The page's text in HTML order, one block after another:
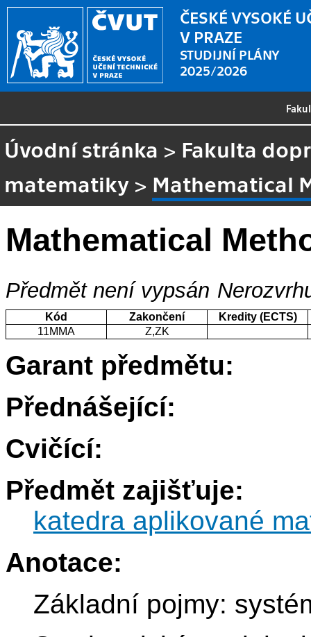
ČESKÉ VYSOKÉ
V PRAZE
STUDIJNÍ PLÁNY
2025/2026
Úvodní stránka > Fakulta
matematiky > Mathematical
Mathematical
Předmět není vypsán
Kód Zakončení
Kredity (ECTS)
11MMA
Z,ZK
Garant předmětu:
Přednášející:
Cvičící:
Předmět zajišťuje:
katedra aplikované
Anotace:
Základní pojmy: